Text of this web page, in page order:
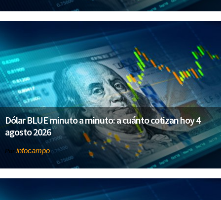
Dólar BLUE minuto a minuto: a cuánto cotizan hoy 4
agosto 2026
Por infocampo